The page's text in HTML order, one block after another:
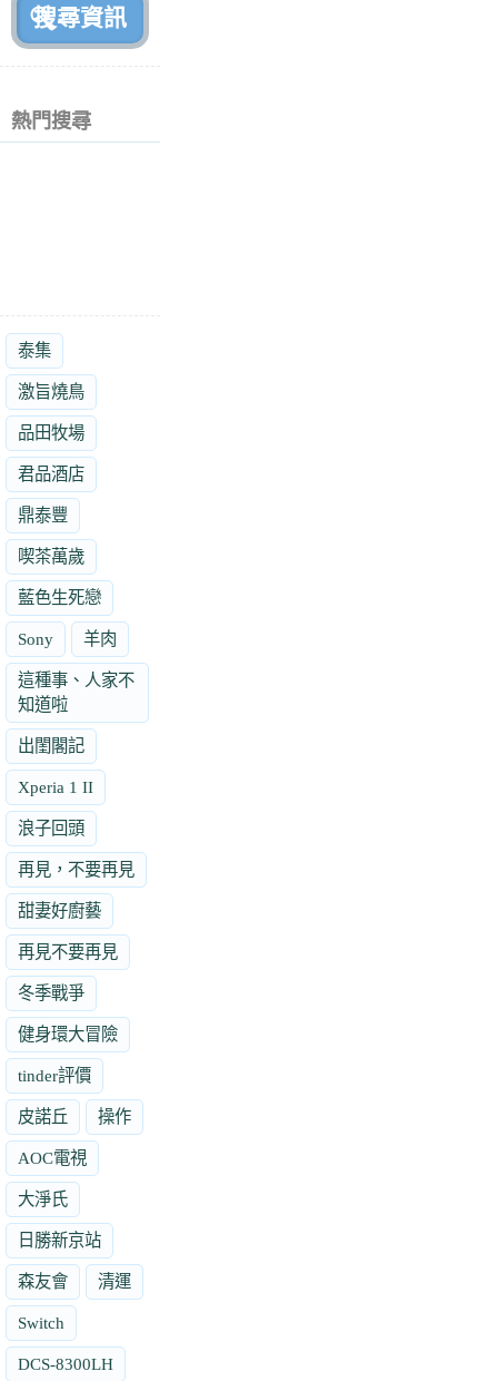
熱門搜尋
泰集
激旨燒鳥
品田牧場
君品酒店
鼎泰豐
喫茶萬歲
藍色生死戀
Sony 羊肉
這種事、人家不
知道啦
出閨閣記
Xperia 1 II
浪子回頭
再見，不要再見
甜妻好廚藝
再見不要再見
冬季戰爭
健身環大冒險
tinder評價
皮諾丘 操作
AOC電視
大淨氏
日勝新京站
森友會 清運
Switch
DCS-8300LH